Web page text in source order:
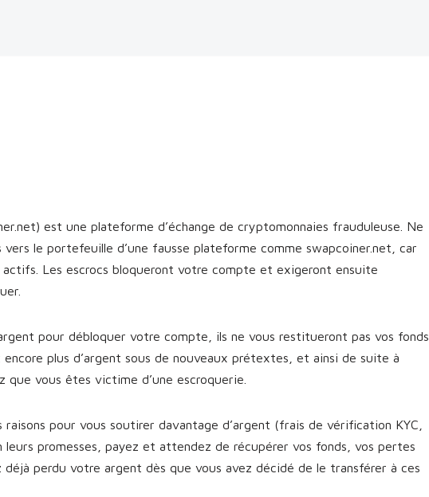
est une plateforme d’échange de cryptomonnaies frauduleuse. Ne
le portefeuille d’une fausse plateforme comme swapcoiner.net, car
actifs. Les escrocs bloqueront votre compte et exigeront ensuite
pour débloquer votre compte, ils ne vous restitueront pas vos fonds.
plus d’argent sous de nouveaux prétextes, et ainsi de suite à
que vous êtes victime d’une escroquerie.
pour vous soutirer davantage d’argent (frais de vérification KYC,
promesses, payez et attendez de récupérer vos fonds, vos pertes
déjà perdu votre argent dès que vous avez décidé de le transférer à ces